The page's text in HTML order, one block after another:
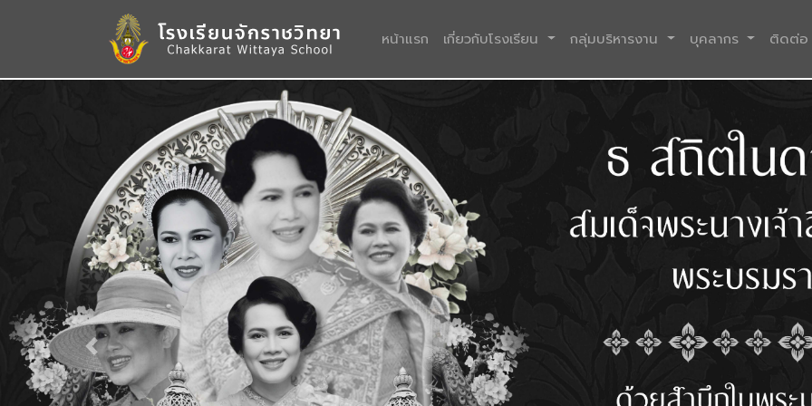
หน้าแรก (current)
เกี่ยวกับโรงเรียน กลุ่มบริหารงาน บุคลากร ติดต่อ
Previous